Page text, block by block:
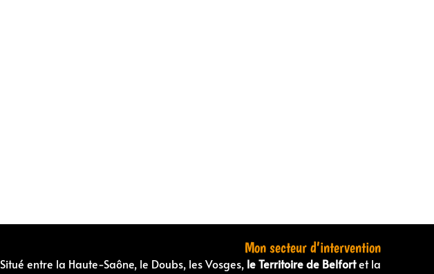
Mon secteur d’intervention
Situé entre la Haute-Saône, le Doubs, les Vosges, le Territoire de Belfortet la